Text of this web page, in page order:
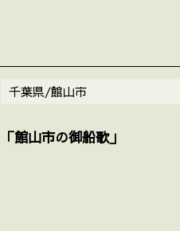
千葉県/館山市
「館山市の御船歌」